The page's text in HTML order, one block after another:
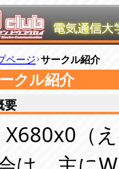
ページ サークル紹介
クル紹介
要
X680x0（